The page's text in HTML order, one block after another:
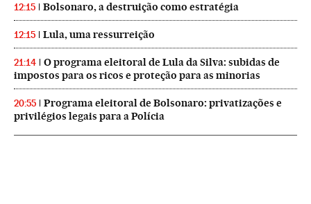
12:15 Bolsonaro, a destruição como estratégia
12:15 Lula, uma ressurreição
21:14
O programa eleitoral de Lula da Silva: subidas de
impostos para os ricos e proteção para as minorias
20:55
Programa eleitoral de Bolsonaro: privatizações e
privilégios legais para a Polícia